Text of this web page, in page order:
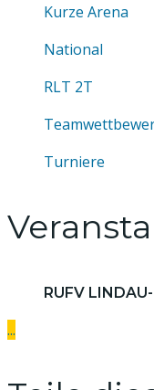
Kurze Arena
National
RLT 2T
Turniere
RUFV
...